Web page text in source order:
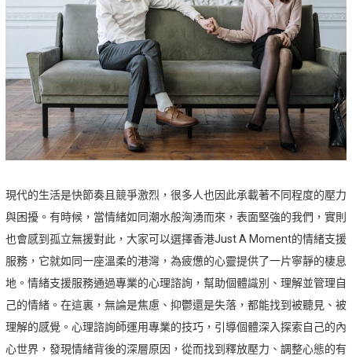
現代的生活是快節奏且競爭激烈，很多人也因此承載著不同程度的壓力
與困擾。有時候，當情緒如同潮水般洶湧而來，表面堅強的我們，實則
也會感到孤立無援對此，大家可以選擇香港Just A Moment的情緒支援
服務，它就如同一座溫柔的港灣，為疲憊的心靈提供了一片寧靜的棲息
地。情緒支援服務通過專業的心理諮詢，幫助個體識別、理解並管理自
己的情緒。在這裏，無論是焦慮、抑鬱還是失落，都能找到被聽見、被
理解的感覺。心理諮詢師運用專業的技巧，引導個體深入探索自己的內
心世界，發現情緒背後的深層原因，從而找到釋放壓力、調整心態的有